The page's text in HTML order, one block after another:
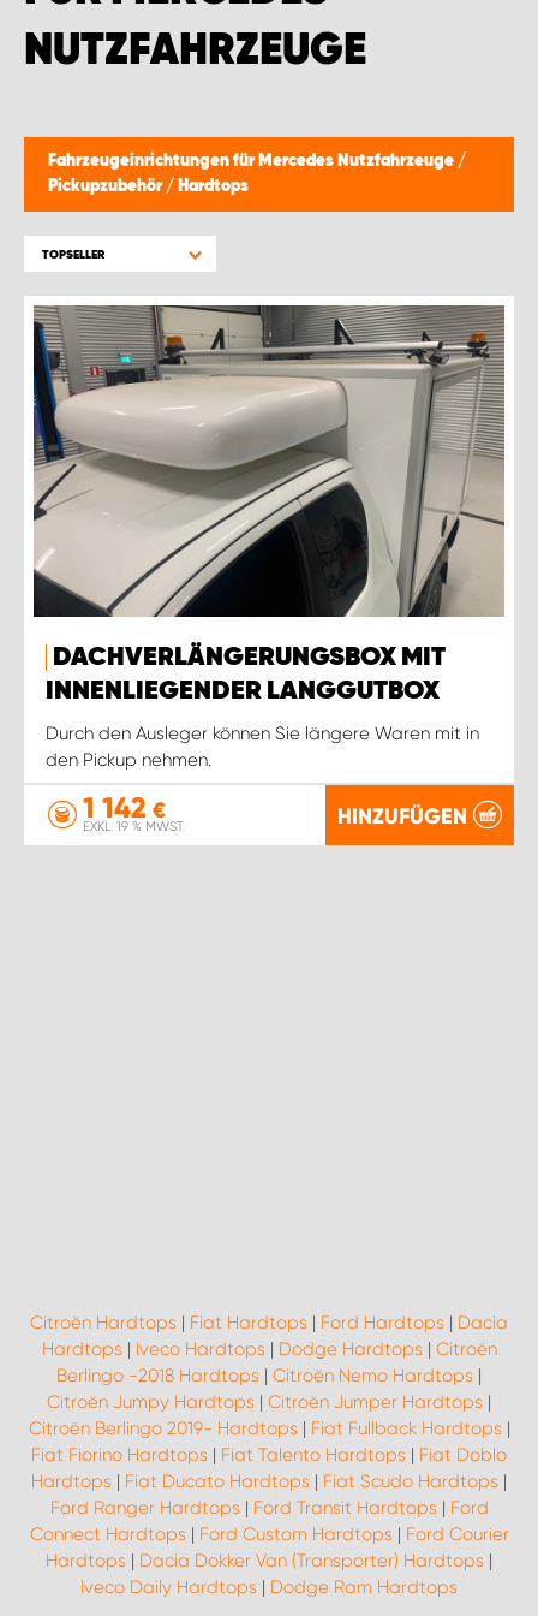
NUTZFAHRZEUGE
Fahrzeugeinrichtungen für Mercedes Nutzfahrzeuge /
Pickupzubehör / Hardtops
TOPSELLER
DACHVERLÄNGERUNGSBOX MIT
INNENLIEGENDER LANGGUTBOX
Durch den Ausleger können Sie längere Waren mit in
den Pickup nehmen.
1 142 €
EXKL. 19 % MWST. HINZUFÜGEN
Citroën Hardtops | Fiat Hardtops | Ford Hardtops | Dacia
Hardtops | Iveco Hardtops | Dodge Hardtops | Citroën
Berlingo -2018 Hardtops | Citroën Nemo Hardtops |
Citroën Jumpy Hardtops | Citroën Jumper Hardtops |
Citroën Berlingo 2019- Hardtops | Fiat Fullback Hardtops |
Fiat Fiorino Hardtops | Fiat Talento Hardtops | Fiat Doblo
Hardtops | Fiat Ducato Hardtops | Fiat Scudo Hardtops |
Ford Ranger Hardtops | Ford Transit Hardtops | Ford
Connect Hardtops | Ford Custom Hardtops | Ford Courier
Hardtops | Dacia Dokker Van (Transporter) Hardtops |
Iveco Daily Hardtops | Dodge Ram Hardtops
WORK SYSTEM GERA
WORK SYSTEM LEIPZIG/HALLE
WORK SYSTEM LUDWIGSHAFEN
WORK SYSTEM MAGDEBURG
WORK SYSTEM MÜNCHEN
WORK SYSTEM OSNABRÜCK
WORK SYSTEM RHEINLAND
WORK SYSTEM ROSTOCK
WORK SYSTEM STUTTGART